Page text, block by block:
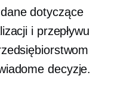
dane dotyczące
i przepływu
decyzje.